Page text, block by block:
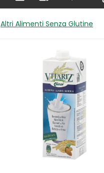
Altri Alimenti Senza Glutine